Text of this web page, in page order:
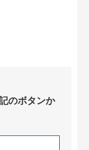
のボタンか